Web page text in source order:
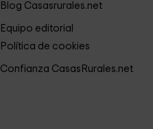
Blog Casasrurales.net
Equipo editorial
Política de cookies
Confianza CasasRurales.net